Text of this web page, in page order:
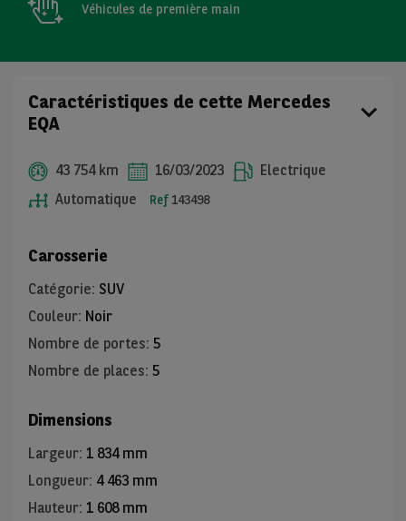
Véhicules de première main
Caractéristiques de cette Mercedes
EQA
43 754 km 16/03/2023
Electrique
Automatique
Ref 143498
Carosserie
Catégorie: SUV
Couleur: Noir
Nombre de portes: 5
Nombre de places: 5
Dimensions
Largeur: 1 834 mm
Longueur: 4 463 mm
Hauteur: 1 608 mm